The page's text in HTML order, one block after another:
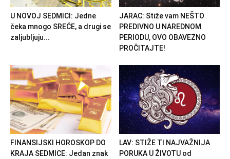
U NOVOJ SEDMICI: Jedne
čeka mnogo SREĆE, a drugi se
zaljubljuju...
JARAC: Stiže vam NEŠTO
PREDIVNO U NAREDNOM
PERIODU, OVO OBAVEZNO
PROČITAJTE!
FINANSIJSKI HOROSKOP DO
KRAJA SEDMICE: Jedan znak
LAV: STIŽE TI NAJVAŽNIJA
PORUKA U ŽIVOTU od